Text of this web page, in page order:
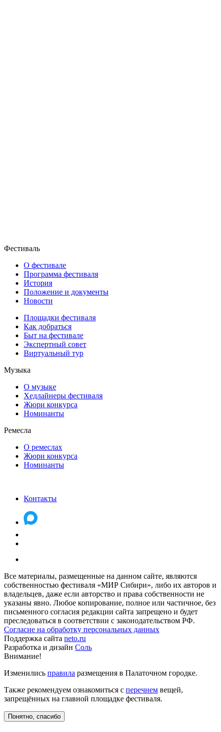
Фестиваль
О фестивале
Программа фестиваля
История
Положение и документы
Новости
Площадки фестиваля
Как добраться
Быт на фестивале
Экспертный совет
Виртуальный тур
Музыка
О музыке
Хедлайнеры фестиваля
Жюри конкурса
Номинанты
Ремесла
О ремеслах
Жюри конкурса
Номинанты
Контакты
Все материалы, размещенные на данном сайте, являются
собственностью фестиваля «МИР Сибири», либо их авторов и
владельцев, даже если авторство и права собственности не
указаны явно. Любое копирование, полное или частичное, без
письменного согласия редакции сайта запрещено и будет
преследоваться в соответствии с законодательством РФ.
Согласие на обработку персональных данных
Поддержка сайта neto.ru
Разработка и дизайн Соль
Внимание!
Изменились правила размещения в Палаточном городке.
Также рекомендуем ознакомиться с перечнем вещей,
запрещённых на главной площадке фестиваля.
Понятно, спасибо